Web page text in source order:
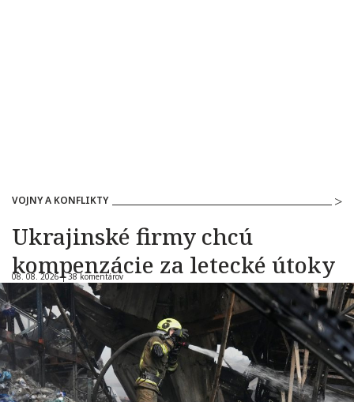
VOJNY A KONFLIKTY
Ukrajinské firmy chcú
kompenzácie za letecké útoky
08. 08. 2026 |38 komentárov